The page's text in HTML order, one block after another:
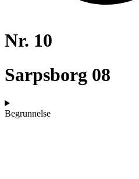
Nr. 10
Sarpsborg 08
Begrunnelse